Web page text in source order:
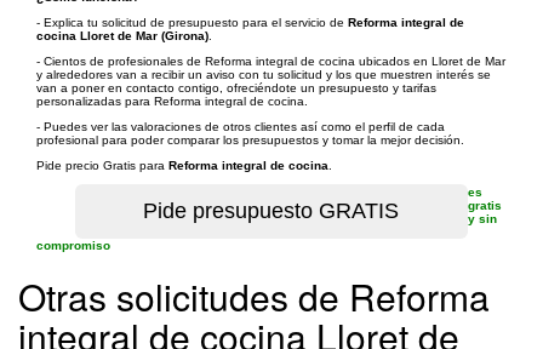
- Explica tu solicitud de presupuesto para el servicio de Reforma integral de
cocina Lloret de Mar (Girona)
- Cientos de profesionales de Reforma integral de cocina ubicados en Lloret de Mar
y alrededores van a recibir un aviso con tu solicitud y los que muestren interés se
van a poner en contacto contigo, ofreciéndote un presupuesto y tarifas
personalizadas para Reforma integral de cocina.
- Puedes ver las valoraciones de otros clientes así como el perfil de cada
profesional para poder comparar los presupuestos y tomar la mejor decisión.
Pide precio Gratis para Reforma integral de cocina
es
gratis
y sin
compromiso
Otras solicitudes de Reforma
integral de cocina Lloret de